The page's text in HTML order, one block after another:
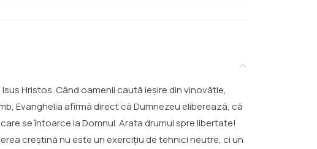
Hristos. Când oamenii caută ieșire din vinovăție,
Evanghelia afirmă direct că Dumnezeu eliberează, că
se întoarce la Domnul. Arata drumul spre libertate!
creștină nu este un exercițiu de tehnici neutre, ci un